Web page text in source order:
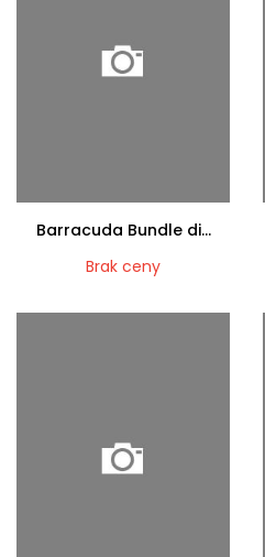
Barracuda Bundle di...
Brak ceny